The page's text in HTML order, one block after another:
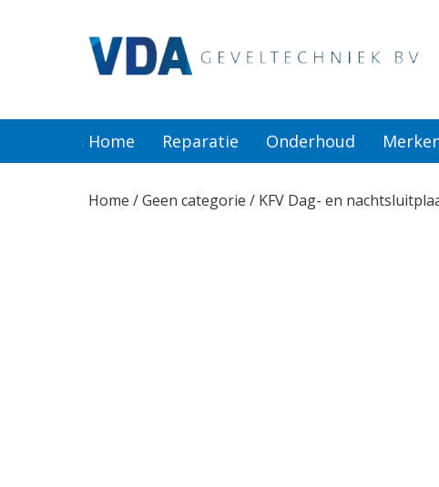
Home Reparatie Onderhoud
Home /Geen categorie / KFV Dag- en